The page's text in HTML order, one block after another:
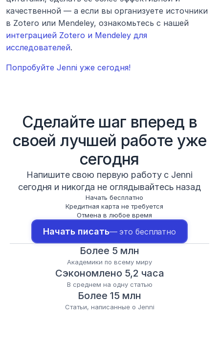
качественной — а если вы организуете источники
интеграцией Zotero и Mendeley для
исследователей.
Попробуйте Jenni уже сегодня!
Сделайте шаг вперед в
своей лучшей работе уже
сегодня
Напишите свою первую работу с Jenni
сегодня и никогда не оглядывайтесь назад
Начать бесплатно
Кредитная карта не требуется
Отмена в любое время
Начать писать— это бесплатно
Более 5 млн
Академики по всему миру
Сэкономлено 5,2 часа
В среднем на одну статью
Более 15 млн
Статьи, написанные о Jenni